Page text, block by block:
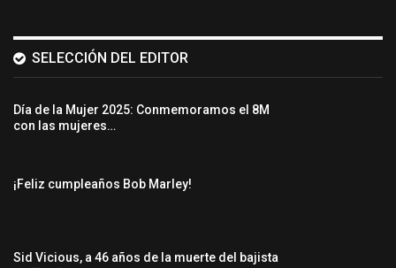
SELECCIÓN DEL EDITOR
Día de la Mujer 2025: Conmemoramos el 8M
con las mujeres…
¡Feliz cumpleaños Bob Marley!
Sid Vicious, a 46 años de la muerte del bajista